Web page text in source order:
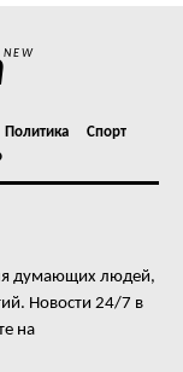
NEW
Политика
Спорт
думающих людей,
Новости 24/7 в
на